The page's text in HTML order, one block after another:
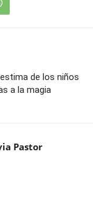
de los niños
a la magia
Pastor